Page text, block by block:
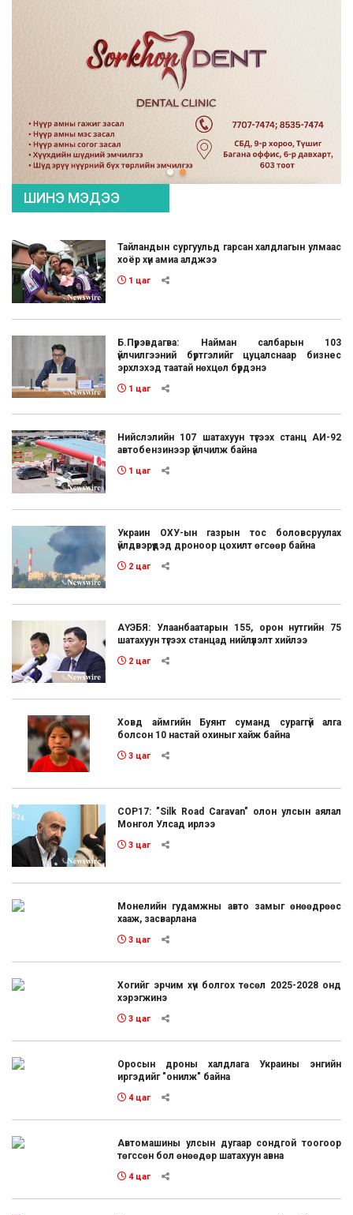
ШИНЭ МЭДЭЭ
Тайландын сургуульд гарсан халдлагын улмаас
хоёр хүн амиа алджээ
1 цаг
Б.Пүрэвдагва: Найман салбарын 103
үйлчилгээний бүртгэлийг цуцалснаар бизнес
эрхлэхэд таатай нөхцөл бүрдэнэ
1 цаг
Нийслэлийн 107 шатахуун түгээх станц АИ-92
автобензинээр үйлчилж байна
1 цаг
Украин ОХУ-ын газрын тос боловсруулах
үйлдвэрүүдэд дроноор цохилт өгсөөр байна
2 цаг
АҮЭБЯ: Улаанбаатарын 155, орон нутгийн 75
шатахуун түгээх станцад нийлүүлэлт хийлээ
2 цаг
Ховд аймгийн Буянт суманд сураггүй алга
болсон 10 настай охиныг хайж байна
3 цаг
COP17: "Silk Road Caravan" олон улсын аялал
Монгол Улсад ирлээ
3 цаг
Монелийн гудамжны авто замыг өнөөдрөөс
хааж, засварлана
3 цаг
Хогийг эрчим хүч болгох төсөл 2025-2028 онд
хэрэгжинэ
3 цаг
Оросын дроны халдлага Украины энгийн
иргэдийг "онилж" байна
4 цаг
Автомашины улсын дугаар сондгой тоогоор
төгссөн бол өнөөдөр шатахуун авна
4 цаг